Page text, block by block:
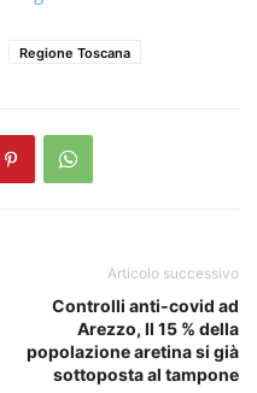
Regione Toscana
Articolo successivo
Controlli anti-covid ad
Arezzo, Il 15 % della
popolazione aretina si già
sottoposta al tampone